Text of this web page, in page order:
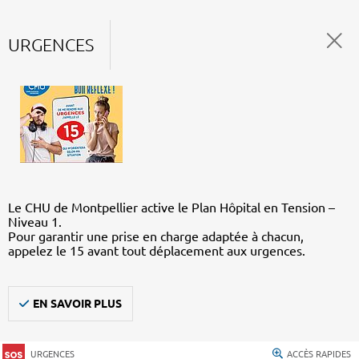
URGENCES
Le CHU de Montpellier active le Plan Hôpital en Tension –
Niveau 1.
Pour garantir une prise en charge adaptée à chacun,
appelez le 15 avant tout déplacement aux urgences.
EN SAVOIR PLUS
URGENCES ACCÈS RAPIDES